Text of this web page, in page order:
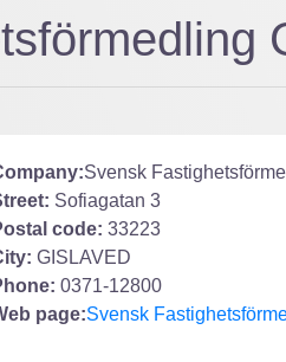
Svensk
Sofiagatan 3
code: 33223
GISLAVED
0371-12800
page:Svensk